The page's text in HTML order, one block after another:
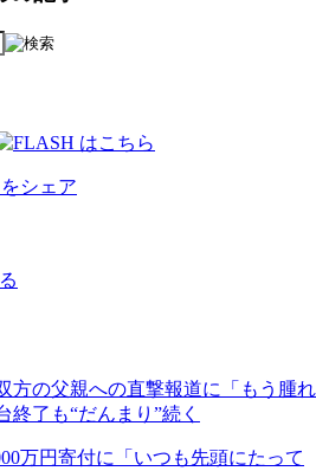
方の父親への直撃報道に「もう腫れ
了も“だんまり”続く
万円寄付に「いつも先頭にたって